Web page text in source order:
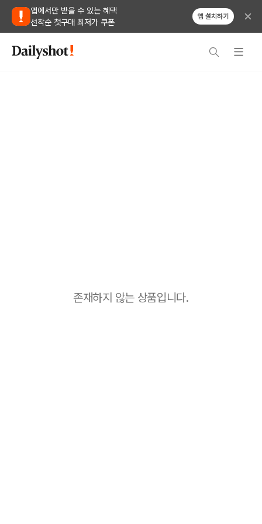
앱에서만 받을 수 있는 혜택
선착순 첫구매 최저가 쿠폰
앱 설치하기
존재하지 않는 상품입니다.